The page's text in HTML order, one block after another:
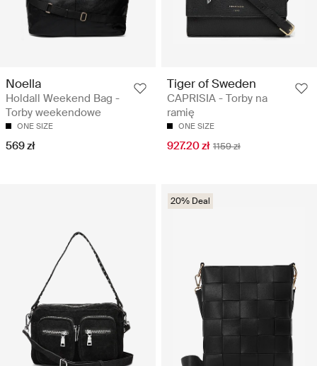
Noella
Holdall Weekend Bag -
Torby weekendowe
ONE SIZE
569 zł
Tiger of Sweden
CAPRISIA - Torby na
ramię
ONE SIZE
927.20 zł 1159 zł
20% Deal